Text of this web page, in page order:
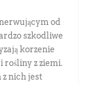
od
szkodliwe
korzenie
rośliny z ziemi.
z nich jest